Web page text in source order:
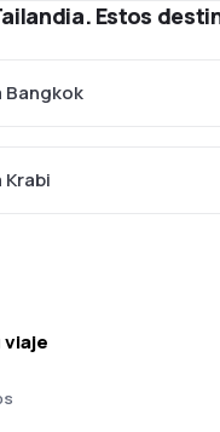
Estos
Bangkok
Krabi